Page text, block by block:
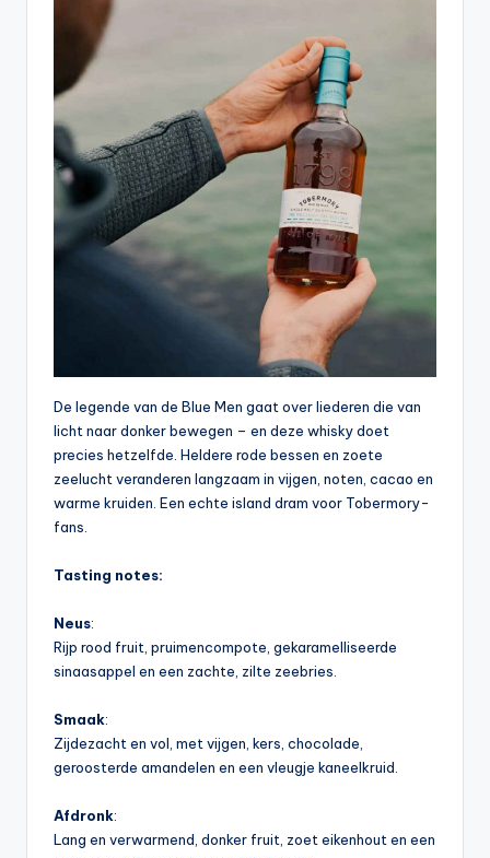
De legende van de Blue Men gaat over liederen die van
licht naar donker bewegen – en deze whisky doet
precies hetzelfde. Heldere rode bessen en zoete
zeelucht veranderen langzaam in vijgen, noten, cacao en
warme kruiden. Een echte island dram voor Tobermory-
fans.
Tasting notes:
Neus:
Rijp rood fruit, pruimencompote, gekaramelliseerde
sinaasappel en een zachte, zilte zeebries.
Smaak:
Zijdezacht en vol, met vijgen, kers, chocolade,
geroosterde amandelen en een vleugje kaneelkruid.
Afdronk:
Lang en verwarmend, donker fruit, zoet eikenhout en een